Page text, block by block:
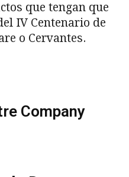
que tengan que
IV Centenario de
o Cervantes.
Company